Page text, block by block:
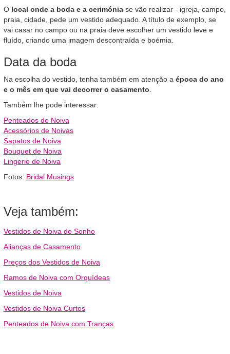
O local onde a boda e a cerimónia se vão realizar - igreja, campo,
praia, cidade, pede um vestido adequado. A título de exemplo, se
vai casar no campo ou na praia deve escolher um vestido leve e
fluído, criando uma imagem descontraída e boémia.
Data da boda
Na escolha do vestido, tenha também em atenção a época do ano
e o mês em que vai decorrer o casamento.
Também lhe pode interessar:
Penteados de Noiva
Acessórios de Noivas
Sapatos de Noiva
Bouquet de Noiva
Lingerie de Noiva
Fotos: Bridal Musings
Veja também:
Vestidos de Noiva de Sonho
Alianças de Casamento
Preços dos Vestidos de Noiva
Ramos de Noiva com Orquídeas
Vestidos de Noiva
Vestidos de Noiva Curtos
Penteados de Noiva com Tranças